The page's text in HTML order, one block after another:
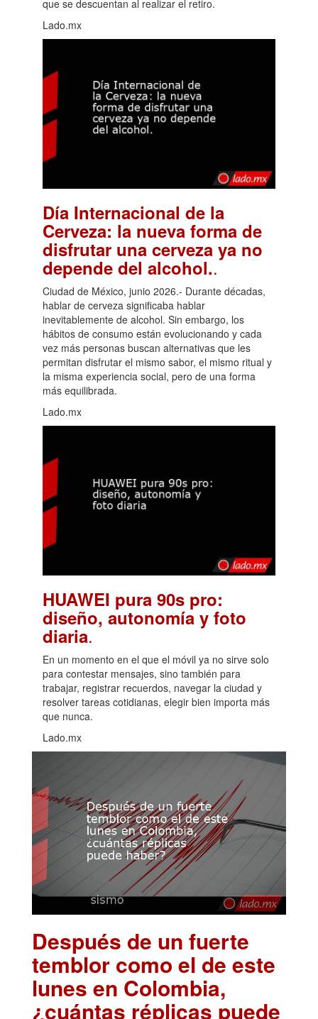
que se descuentan al realizar el retiro.
Lado.mx
Día Internacional de la
Cerveza: la nueva forma de
disfrutar una cerveza ya no
depende del alcohol..
Ciudad de México, junio 2026.- Durante décadas,
hablar de cerveza significaba hablar
inevitablemente de alcohol. Sin embargo, los
hábitos de consumo están evolucionando y cada
vez más personas buscan alternativas que les
permitan disfrutar el mismo sabor, el mismo ritual y
la misma experiencia social, pero de una forma
más equilibrada.
Lado.mx
HUAWEI pura 90s pro:
diseño, autonomía y foto
diaria.
En un momento en el que el móvil ya no sirve solo
para contestar mensajes, sino también para
trabajar, registrar recuerdos, navegar la ciudad y
resolver tareas cotidianas, elegir bien importa más
que nunca.
Lado.mx
Después de un fuerte
temblor como el de este
lunes en Colombia,
¿cuántas réplicas puede